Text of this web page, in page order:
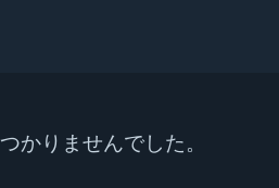
かりませんでした。